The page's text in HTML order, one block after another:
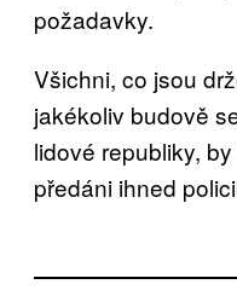
požadavky.
Všichni, co jsou
jakékoliv budově
lidové republiky,
předáni ihned